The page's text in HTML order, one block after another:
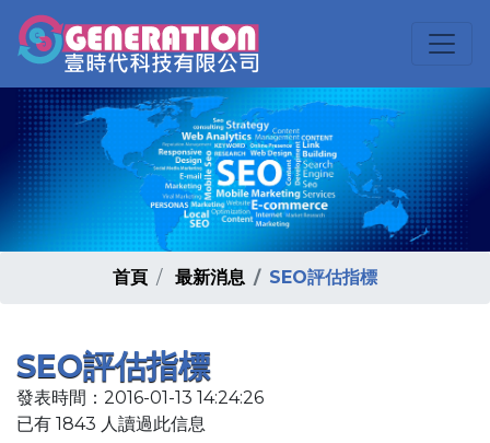
首頁 最新消息 SEO評估指標
SEO評估指標
發表時間：2016-01-13 14:24:26
已有 1843 人讀過此信息